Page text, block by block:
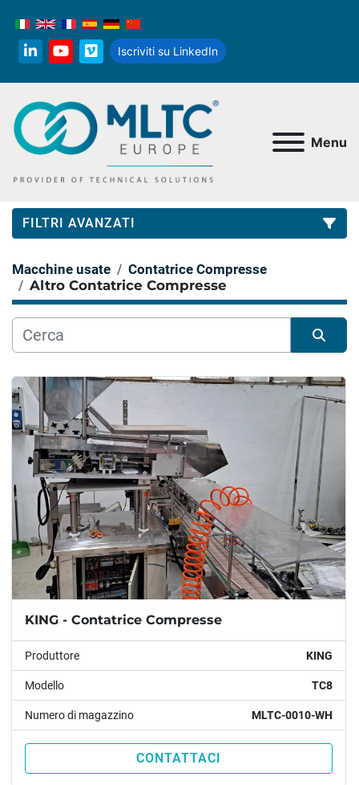
linkedinyoutube
vimeo
Iscriviti su LinkedIn
Menu
FILTRI AVANZATI
Categoria
Produttore
Modello
Condizione
Anno
APPLICARE CANCELLA
Macchine usate
Contatrice Compresse
Altro Contatrice Compresse
KING - Contatrice Compresse
Produttore KING
Modello TC8
Numero di magazzino MLTC-0010-WH
CONTATTACI